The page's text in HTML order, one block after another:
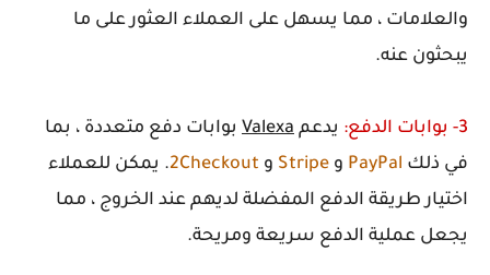
والعلامات ، مما يسهل على العملاء العثور على ما
يبحثون عنه.
3- بوابات الدفع: يدعم Valexa بوابات دفع متعددة ، بما
في ذلك PayPal و Stripe و 2Checkout. يمكن للعملاء
اختيار طريقة الدفع المفضلة لديهم عند الخروج ، مما
يجعل عملية الدفع سريعة ومريحة.